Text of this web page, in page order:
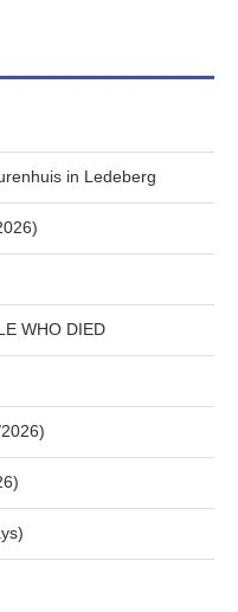
in Ledeberg
WHO DIED